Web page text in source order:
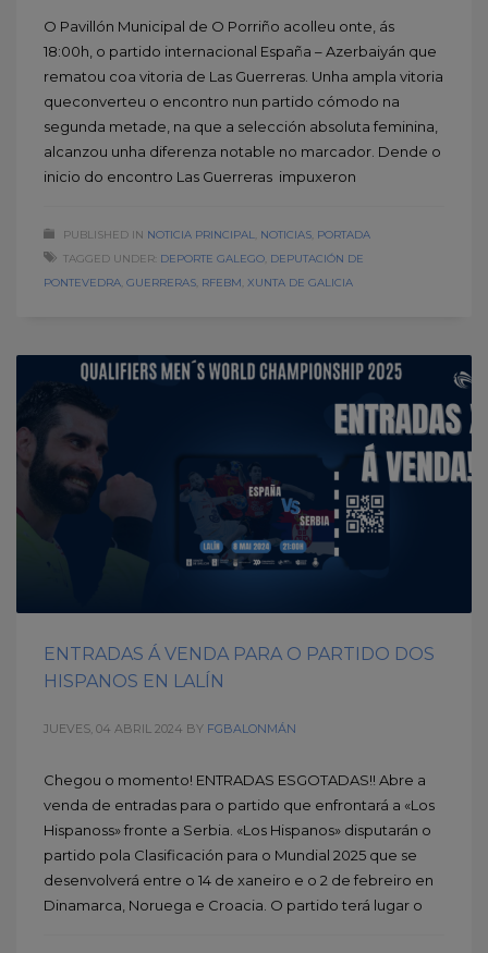
O Pavillón Municipal de O Porriño acolleu onte, ás
18:00h, o partido internacional España – Azerbaiyán que
rematou coa vitoria de Las Guerreras. Unha ampla vitoria
queconverteu o encontro nun partido cómodo na
segunda metade, na que a selección absoluta feminina,
alcanzou unha diferenza notable no marcador. Dende o
inicio do encontro Las Guerreras impuxeron
PUBLISHED IN NOTICIA PRINCIPAL NOTICIAS PORTADA
TAGGED UNDER: DEPORTE GALEGO DEPUTACIÓN DE
PONTEVEDRA GUERRERAS RFEBM XUNTA DE GALICIA
ENTRADAS Á VENDA PARA O PARTIDO DOS
HISPANOS EN LALÍN
JUEVES, 04 ABRIL 2024 BY FGBALONMÁN
Chegou o momento! ENTRADAS ESGOTADAS!! Abre a
venda de entradas para o partido que enfrontará a «Los
Hispanoss» fronte a Serbia. «Los Hispanos» disputarán o
partido pola Clasificación para o Mundial 2025 que se
desenvolverá entre o 14 de xaneiro e o 2 de febreiro en
Dinamarca, Noruega e Croacia. O partido terá lugar o